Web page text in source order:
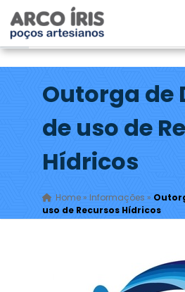
Outorga de
de uso de
Hídricos
Home» Informações »
uso de Recursos Hídricos